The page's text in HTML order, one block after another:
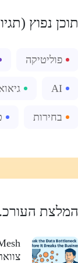
תוכן נפוץ
פוליטיקה
AI
בחירות
המלצת